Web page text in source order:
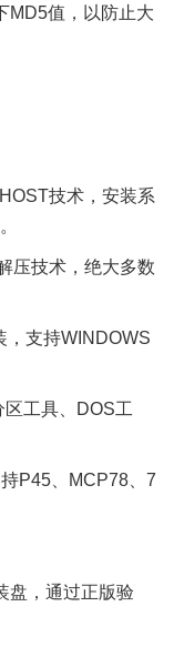
MD5值，以防止大
技术，安装系
技术，绝大多数
支持WINDOWS
工具、DOS工
P45、MCP78、7
，通过正版验